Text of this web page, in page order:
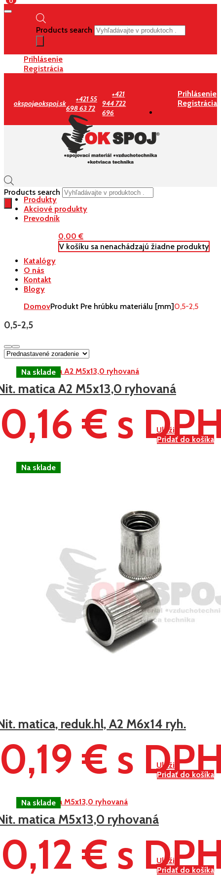
Products search
Prihlásenie
Registrácia
okspoj@okspoj.sk
+421 55
698 63 72
+421
944 722
696
Prihlásenie
Registrácia
Products search
0,00€
V košíku sa nenachádzajú žiadne produkty
Produkty
Akciové produkty
Prevodník
Katalógy
O nás
Kontakt
Blogy
DomovProdukt Pre hrúbku materiálu [mm]0,5-2,5
0,5-2,5
Uložiť
Pridať do košíka
matica A2 M5x13,0 ryhovaná
0,16 € s
Uložiť
Pridať do košíka
matica, reduk.hl, A2 M6x14 ryh.
€ s
Uložiť
Pridať do košíka
matica M5x13,0 ryhovaná
0,12 € s